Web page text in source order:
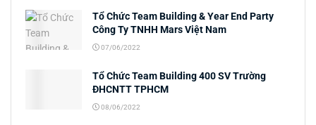
Tổ Chức Team Building & Year End Party
Công Ty TNHH Mars Việt Nam
07/06/2022
Tổ Chức Team Building 400 SV Trường
ĐHCNTT TPHCM
08/06/2022